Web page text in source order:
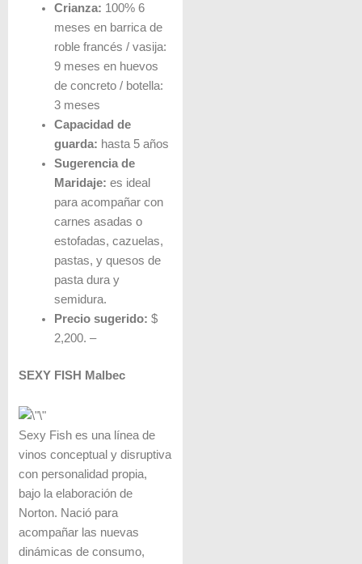
Crianza: 100% 6
meses en barrica de
roble francés / vasija:
9 meses en huevos
de concreto / botella:
3 meses
Capacidad de
guarda: hasta 5 años
Sugerencia de
Maridaje: es ideal
para acompañar con
carnes asadas o
estofadas, cazuelas,
pastas, y quesos de
pasta dura y
semidura.
Precio sugerido: $
2,200. –
SEXY FISH Malbec
Sexy Fish es una línea de
vinos conceptual y disruptiva
con personalidad propia,
bajo la elaboración de
Norton. Nació para
acompañar las nuevas
dinámicas de consumo,